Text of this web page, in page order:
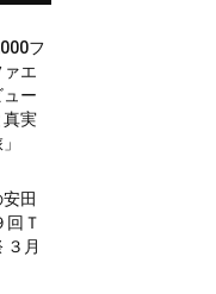
フ
エ
ー
真実
田
回Ｔ
３月